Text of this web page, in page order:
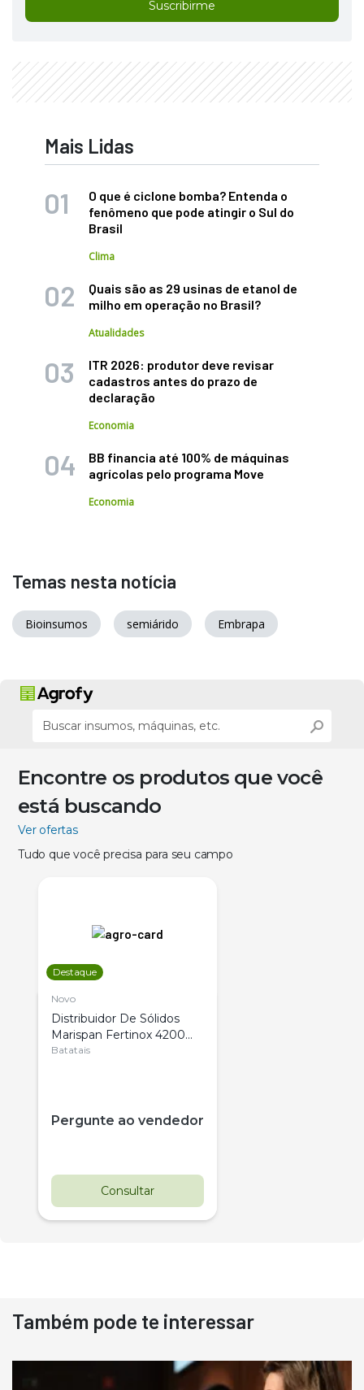
Suscribirme
Mais Lidas
O que é ciclone bomba? Entenda o
fenômeno que pode atingir o Sul do
Brasil
Clima
Quais são as 29 usinas de etanol de
milho em operação no Brasil?
Atualidades
ITR 2026: produtor deve revisar
cadastros antes do prazo de
declaração
Economia
BB financia até 100% de máquinas
agrícolas pelo programa Move
Economia
Temas nesta notícia
Bioinsumos semiárido Embrapa
Encontre os produtos que você
está buscando
Ver ofertas
Tudo que você precisa para seu campo
Destaque
Novo
Distribuidor De Sólidos
Marispan Fertinox 4200
Citrus
Batatais
Pergunte ao vendedor
Consultar
Destaque
Usado
Pá Carregadeira Cat 966
Também pode te interessar